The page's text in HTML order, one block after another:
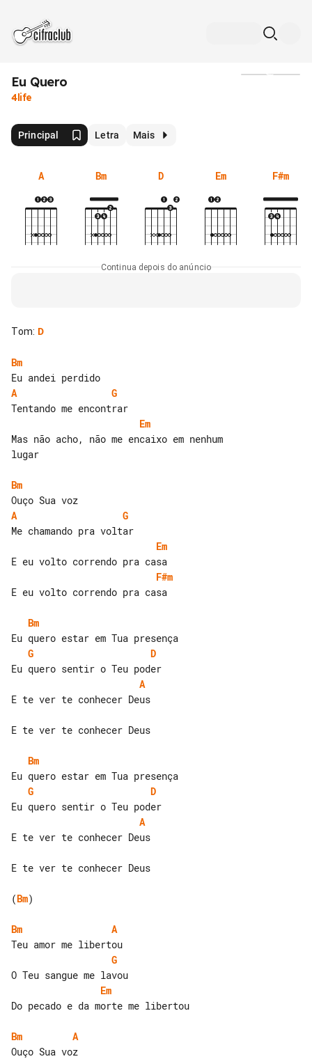
Eu Quero
4life
Principal Letra Mais
A Bm D Em F#m
Continua depois do anúncio
Tom: D
Bm
A
G
Em
Mas não acho, não me encaixo em nenhum
lugar
Bm
A
G
Em
F#m
E eu volto correndo pra casa
Bm
G
D
A
E te ver te conhecer Deus
E te ver te conhecer Deus
Bm
G
D
A
E te ver te conhecer Deus
E te ver te conhecer Deus
(Bm)
Bm
A
G
Em
Do pecado e da morte me libertou
Bm
A